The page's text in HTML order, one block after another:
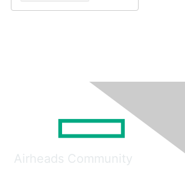
Airheads Community